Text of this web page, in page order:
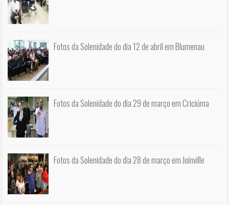
Fotos da Solenidade do dia 12 de abril em Blumenau
Fotos da Solenidade do dia 29 de março em Criciúma
Fotos da Solenidade do dia 28 de março em Joinville